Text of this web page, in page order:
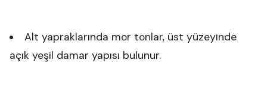
Alt yapraklarında mor tonlar, üst yüzeyinde
açık yeşil damar yapısı bulunur.